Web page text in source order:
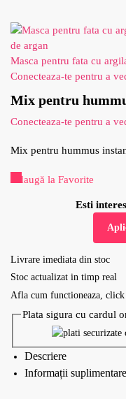
Masca pentru fata cu
Conecteaza-te pentru a
Mix pentru
Conecteaza-te pentru a
Mix pentru hummus
Adaugă la Favorite
Esti
Livrare imediata din stoc
Stoc actualizat in timp real
Afla cum functioneaza,
Plata sigura cu cardul
Descriere
Informații suplimentare